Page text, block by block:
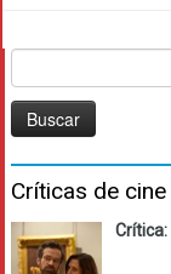
Críticas de cine
Crítica: